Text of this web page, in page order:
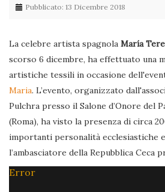
Pubblicato: 13 Dicembre 2018
La celebre artista spagnola María
scorso 6 dicembre, ha effettuato una
artistiche tessili in occasione
Maria. L’evento, organizzato
Pulchra presso il Salone d’Onore del
(Roma), ha visto la presenza di circa
importanti personalità ecclesiastiche
l’ambasciatore della Repubblica Ceca
Error